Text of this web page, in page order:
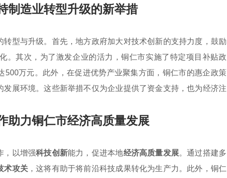
制造业转型升级的新举措
转型与升级。首先，地方政府加大对技术创新的支持力度，鼓励
。其次，为了激发企业的活力，铜仁市实施了特定项目补贴政
万元。此外，在促进优势产业聚集方面，铜仁市的惠企政策
展环境。这些新举措不仅为企业提供了资金支持，也为经济注
助力铜仁市经济高质量发展
，以增强科技创新能力，促进本地经济高质量发展。通过搭建多
术攻关 ，这将有助于将前沿科技成果转化为生产力。此外，铜仁